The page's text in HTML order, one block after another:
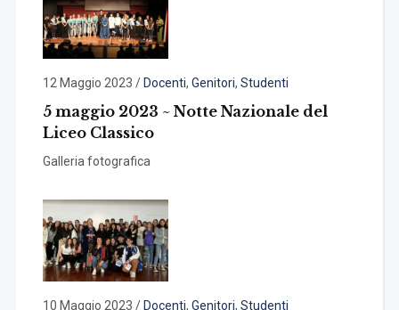
12 Maggio 2023 / Docenti, Genitori, Studenti
5 maggio 2023 ~ Notte Nazionale del
Liceo Classico
Galleria fotografica
10 Maggio 2023 / Docenti, Genitori, Studenti